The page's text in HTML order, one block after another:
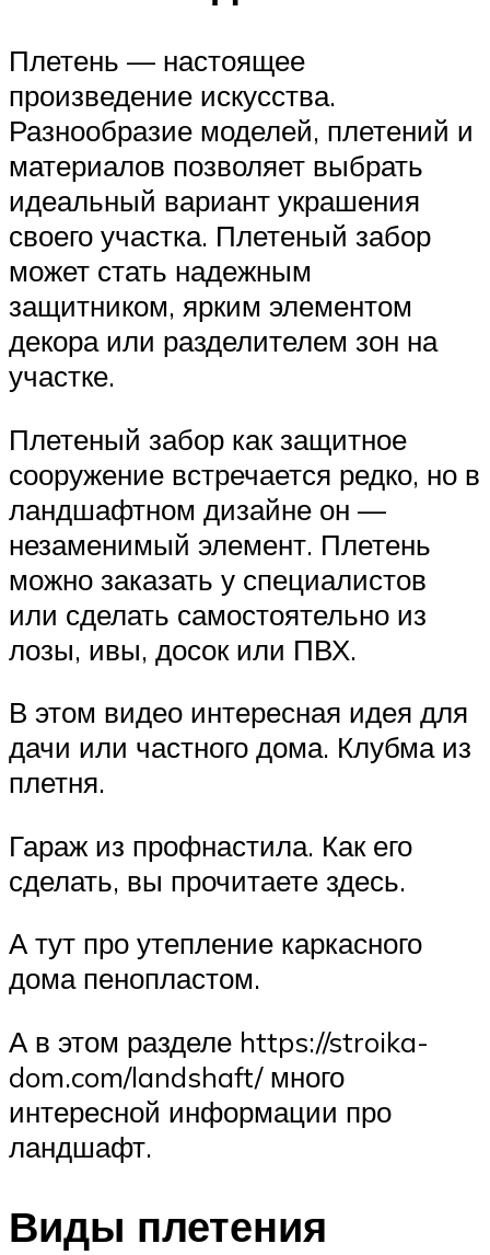
Плетень — настоящее
произведение искусства.
Разнообразие моделей, плетений и
материалов позволяет выбрать
идеальный вариант украшения
своего участка. Плетеный забор
может стать надежным
защитником, ярким элементом
декора или разделителем зон на
участке.
Плетеный забор как защитное
сооружение встречается редко, но в
ландшафтном дизайне он —
незаменимый элемент. Плетень
можно заказать у специалистов
или сделать самостоятельно из
лозы, ивы, досок или ПВХ.
В этом видео интересная идея для
дачи или частного дома. Клубма из
плетня.
Гараж из профнастила. Как его
сделать, вы прочитаете здесь.
А тут про утепление каркасного
дома пенопластом.
А в этом разделе https://stroika-
dom.com/landshaft/ много
интересной информации про
ландшафт.
Виды плетения